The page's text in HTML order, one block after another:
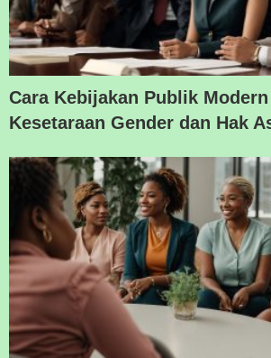
Cara Kebijakan Publik
Kesetaraan Gender dan Hak